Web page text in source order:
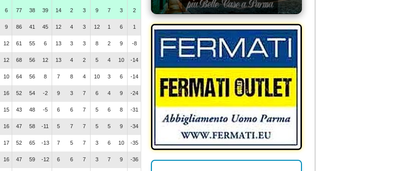
6 77 38 39 14 2 3 9 7 3 2
9 86 41 45 12 4 3 12 1 6 1
12 61 55 6 13 3 3 8 2 9 -8
12 68 56 12 13 4 2 5 4 10 -14
10 64 56 8 7 8 4 10 3 6 -14
16 52 54 -2 9 3 7 6 4 9 -24
15 43 48 -5 6 6 7 5 6 8 -31
16 47 58 -11 5 7 7 5 5 9 -34
17 52 65 -13 7 5 7 3 6 10 -35
16 47 59 -12 6 6 7 3 7 9 -36